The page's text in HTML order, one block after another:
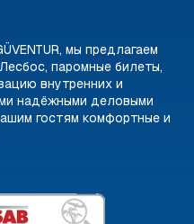
мы предлагаем
паромные билеты,
внутренних и
надёжными деловыми
гостям комфортные и